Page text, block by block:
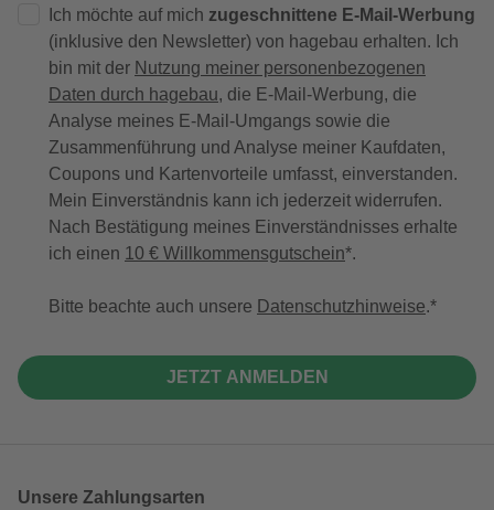
Ich möchte auf mich zugeschnittene E-Mail-Werbung
(inklusive den Newsletter) von hagebau erhalten. Ich
bin mit der Nutzung meiner personenbezogenen
Daten durch hagebau, die E-Mail-Werbung, die
Analyse meines E-Mail-Umgangs sowie die
Zusammenführung und Analyse meiner Kaufdaten,
Coupons und Kartenvorteile umfasst, einverstanden.
Mein Einverständnis kann ich jederzeit widerrufen.
Nach Bestätigung meines Einverständnisses erhalte
ich einen 10 € Willkommensgutschein*.
Bitte beachte auch unsere Datenschutzhinweise.
JETZT ANMELDEN
Unsere Zahlungsarten